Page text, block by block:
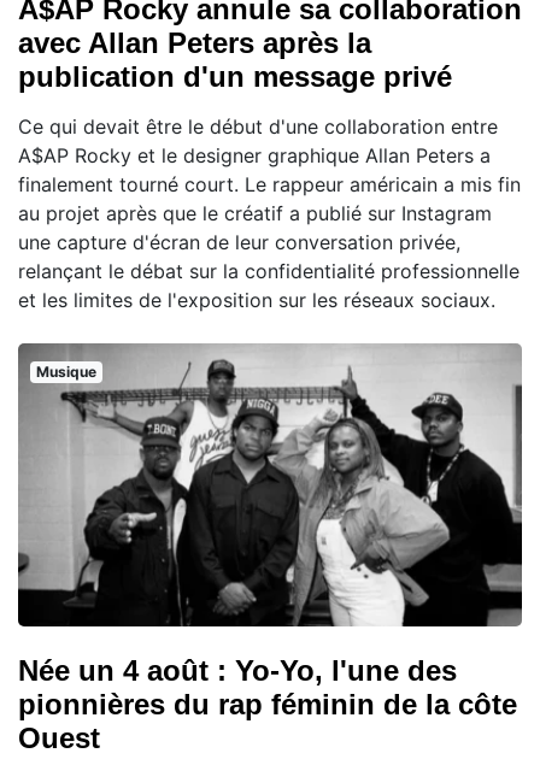
A$AP Rocky annule sa collaboration
avec Allan Peters après la
publication d'un message privé
Ce qui devait être le début d'une collaboration entre
A$AP Rocky et le designer graphique Allan Peters a
finalement tourné court. Le rappeur américain a mis fin
au projet après que le créatif a publié sur Instagram
une capture d'écran de leur conversation privée,
relançant le débat sur la confidentialité professionnelle
et les limites de l'exposition sur les réseaux sociaux.
Musique
Née un 4 août : Yo-Yo, l'une des
pionnières du rap féminin de la côte
Ouest